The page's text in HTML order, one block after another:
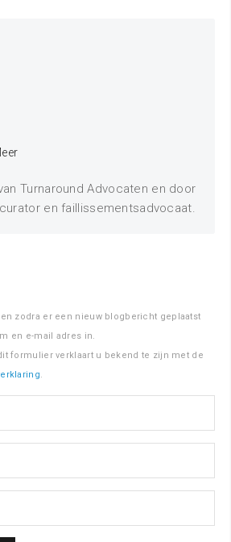
Turnaround Advocaten en door
en faillissementsadvocaat.
zodra er een nieuw blogbericht geplaatst
en e-mail adres in.
formulier verklaart u bekend te zijn met de
.